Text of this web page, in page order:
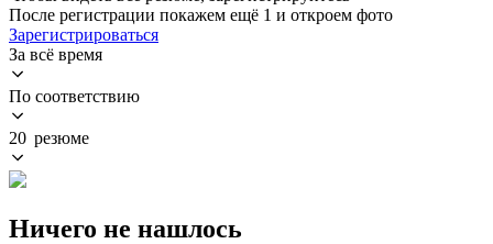
После регистрации покажем ещё 1 и откроем фото
Зарегистрироваться
За всё время
По соответствию
20 резюме
Ничего не нашлось